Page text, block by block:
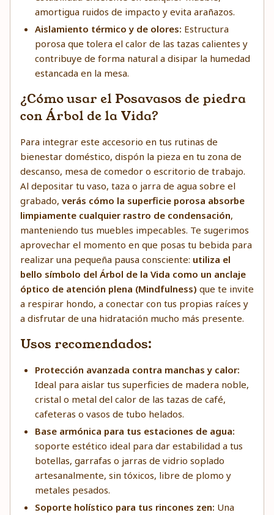
amortigua ruidos de impacto y evita arañazos.
Aislamiento térmico y de olores: Estructura
porosa que tolera el calor de las tazas calientes y
contribuye de forma natural a disipar la humedad
estancada en la mesa.
¿Cómo usar el Posavasos de piedra
con Árbol de la Vida?
Para integrar este accesorio en tus rutinas de
bienestar doméstico, dispón la pieza en tu zona de
descanso, mesa de comedor o escritorio de trabajo.
Al depositar tu vaso, taza o jarra de agua sobre el
grabado, verás cómo la superficie porosa absorbe
limpiamente cualquier rastro de condensación,
manteniendo tus muebles impecables. Te sugerimos
aprovechar el momento en que posas tu bebida para
realizar una pequeña pausa consciente: utiliza el
bello símbolo del Árbol de la Vida como un anclaje
óptico de atención plena (Mindfulness) que te invite
a respirar hondo, a conectar con tus propias raíces y
a disfrutar de una hidratación mucho más presente.
Usos recomendados:
Protección avanzada contra manchas y calor:
Ideal para aislar tus superficies de madera noble,
cristal o metal del calor de las tazas de café,
cafeteras o vasos de tubo helados.
Base armónica para tus estaciones de agua:
soporte estético ideal para dar estabilidad a tus
botellas, garrafas o jarras de vidrio soplado
artesanalmente, sin tóxicos, libre de plomo y
metales pesados.
Soporte holístico para tus rincones zen: Una